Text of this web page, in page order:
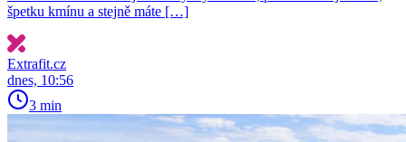
špetku kmínu a stejně máte […]
Extrafit.cz
dnes, 10:56
3 min